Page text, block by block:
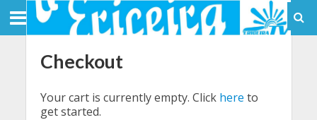
Checkout
Your cart is currently empty. Click here to
get started.